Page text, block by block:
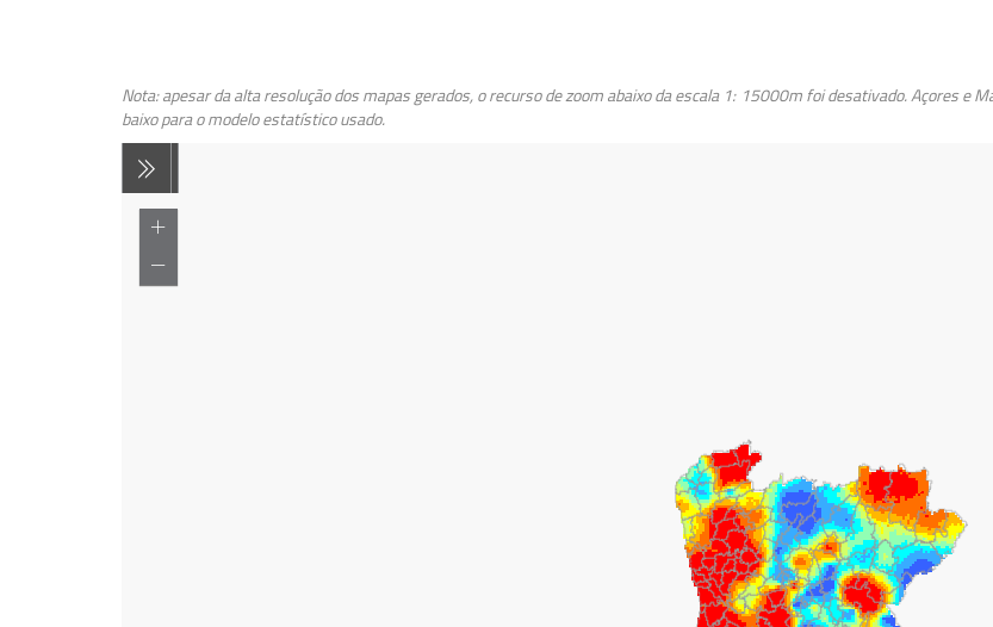
Nota:apesar da alta resolução dos mapas gerados, o recurso de zoom abaixo da escala 1: 15000m foi desativado. Açores e
baixo para o modelo estatístico usado.